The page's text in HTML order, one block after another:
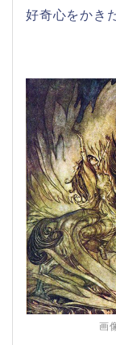
好奇心をかき
画